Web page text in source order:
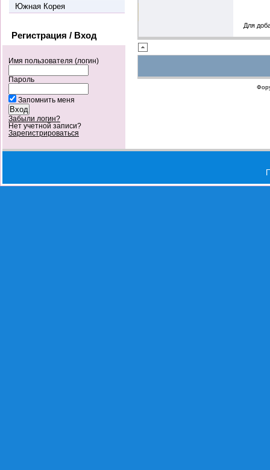
Южная Корея
Регистрация / Вход
Имя пользователя (логин)
Пароль
Запомнить меня
Забыли логин?
Нет учетной записи?
Зарегистрироваться
Для